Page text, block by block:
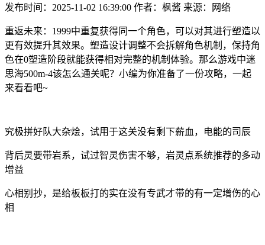
发布时间：2025-11-02 16:39:00 作者：枫酱 来源：网络
重返未来：1999中重复获得同一个角色，可以对其进行塑造以
更有效提升其效果。塑造设计调整不会拆解角色机制，保持角
色在0塑造阶段就能获得相对完整的机制体验。那么游戏中迷
思海500m-4该怎么通关呢？小编为你准备了一份攻略，一起
来看看吧~
究极拼好队大杂烩，试用于这关没有剩下薪血，电能的司辰
背后灵要带岩系，试过智灵伤害不够，岩灵点系统推荐的多动
增益
心相别抄，是给板板打的实在没有专武才带的有一定增伤的心
相